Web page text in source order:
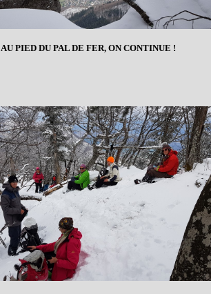
AU PIED DU PAL DE FER, ON CONTINUE !